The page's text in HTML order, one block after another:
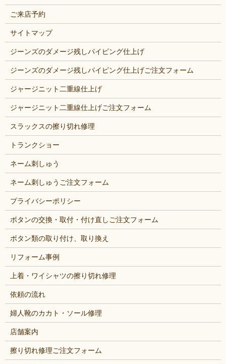
ご来店予約
サイトマップ
ジーンズのダメージ残しパイピング仕上げ
ジーンズのダメージ残しパイピング仕上げご注文フォーム
ジャージニット二重線仕上げ
ジャージニット二重線仕上げご注文フォーム
スラックスの擦り切れ修理
トランクショー
ネーム刺しゅう
ネーム刺しゅうご注文フォーム
プライバシーポリシー
ボタンの交換・取付・付け直しご注文フォーム
ボタン類の取り付け、取り換え
リフォーム事例
上着・ワイシャツの擦り切れ修理
依頼の流れ
婦人靴のカカト・ソール修理
店舗案内
擦り切れ修理ご注文フォーム